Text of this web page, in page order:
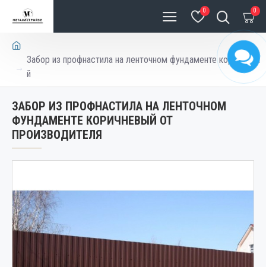
0 0
Забор из профнастила на ленточном фундаменте коричневы
й
ЗАБОР ИЗ ПРОФНАСТИЛА НА ЛЕНТОЧНОМ
ФУНДАМЕНТЕ КОРИЧНЕВЫЙ ОТ
ПРОИЗВОДИТЕЛЯ